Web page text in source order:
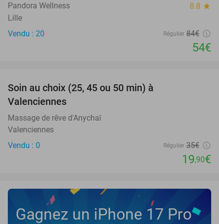
Pandora Wellness 8.8 star
Lille
Vendu : 20
Régulier 84€
54€
TODAY
Soin au choix (25, 45 ou 50 min) à
Valenciennes
Massage de rêve d'Anychaï
Valenciennes
Vendu : 0
Régulier 35€
19,90€
Gagnez un iPhone 17 Pro